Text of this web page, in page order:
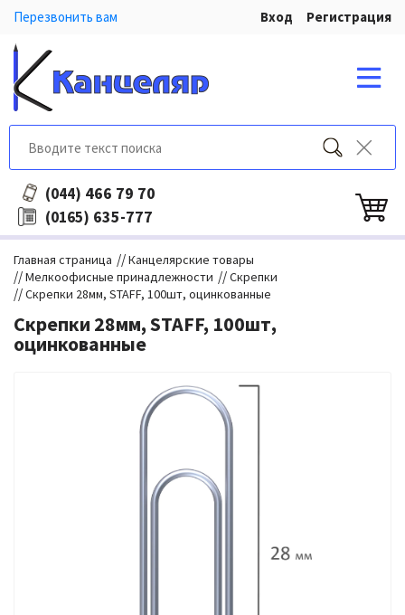
Перезвонить вам Вход Регистрация
(044) 466 79 70
(0165) 635-777
Главная страница //Канцелярские товары
//Мелкоофисные принадлежности //Скрепки
//Скрепки 28мм, STAFF, 100шт, оцинкованные
Скрепки 28мм, STAFF, 100шт,
оцинкованные